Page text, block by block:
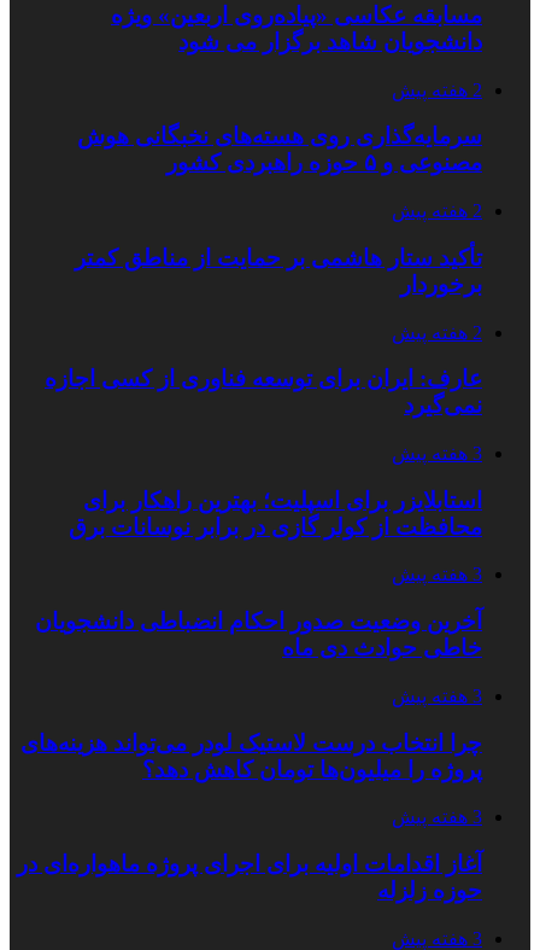
مسابقه عکاسی «پیاده‌روی اربعین» ویژه
دانشجویان شاهد برگزار می شود
2 هفته پیش
سرمایه‌گذاری روی هسته‌های نخبگانی هوش
مصنوعی و ۵ حوزه راهبردی کشور
2 هفته پیش
تأکید ستار هاشمی بر حمایت از مناطق کمتر
برخوردار
2 هفته پیش
عارف: ایران برای توسعه فناوری از کسی اجازه
نمی‌گیرد
3 هفته پیش
استابلایزر برای اسپلیت؛ بهترین راهکار برای
محافظت از کولر گازی در برابر نوسانات برق
3 هفته پیش
آخرین وضعیت صدور احکام انضباطی دانشجویان
خاطی حوادث دی ماه
3 هفته پیش
چرا انتخاب درست لاستیک لودر می‌تواند هزینه‌های
پروژه را میلیون‌ها تومان کاهش دهد؟
3 هفته پیش
آغاز اقدامات اولیه برای اجرای پروژه ماهواره‌ای در
حوزه زلزله
3 هفته پیش